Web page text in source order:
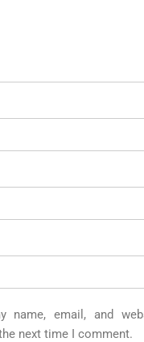
name, email, and
next time I comment.